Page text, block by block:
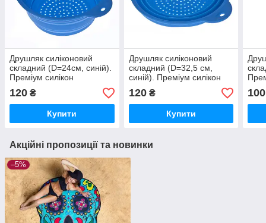
Друшляк силіконовий
складний (D=24см, синій).
Преміум силікон
харчовий.
120 ₴
Купити
Друшляк силіконовий
складний (D=32,5 см,
синій). Преміум силікон
харчовий.
120₴
Купити
100
Акційні пропозиції та новинки
–5%